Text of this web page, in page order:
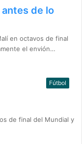
de lo
en octavos de final
el envión…
Fútbol
de final del Mundial y